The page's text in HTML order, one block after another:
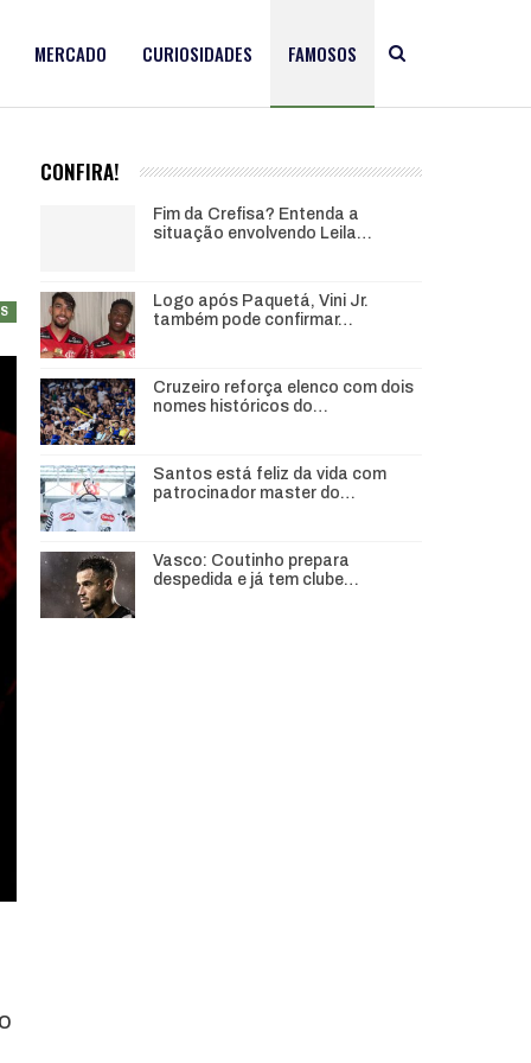
MERCADO CURIOSIDADES FAMOSOS
CONFIRA!
Fim da Crefisa? Entenda a
situação envolvendo Leila…
Logo após Paquetá, Vini Jr.
também pode confirmar…
Cruzeiro reforça elenco com dois
nomes históricos do…
Santos está feliz da vida com
patrocinador master do…
Vasco: Coutinho prepara
despedida e já tem clube…